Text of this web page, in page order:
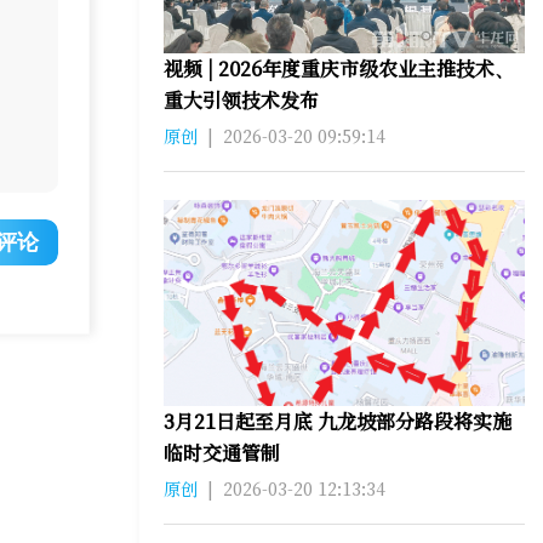
论
视频 | 2026年度重庆市级农业主推技术、
重大引领技术发布
原创 | 2026-03-20 09:59:14
3月21日起至月底 九龙坡部分路段将实施
临时交通管制
原创 | 2026-03-20 12:13:34